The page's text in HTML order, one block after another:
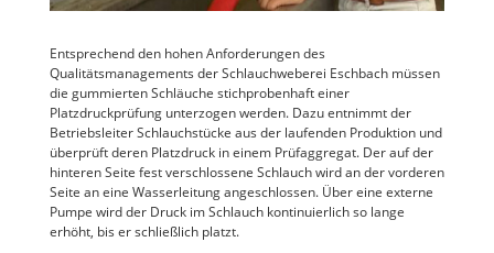
Entsprechend den hohen Anforderungen des
Qualitätsmanagements der Schlauchweberei Eschbach müssen
die gummierten Schläuche stichprobenhaft einer
Platzdruckprüfung unterzogen werden. Dazu entnimmt der
Betriebsleiter Schlauchstücke aus der laufenden Produktion und
überprüft deren Platzdruck in einem Prüfaggregat. Der auf der
hinteren Seite fest verschlossene Schlauch wird an der vorderen
Seite an eine Wasserleitung angeschlossen. Über eine externe
Pumpe wird der Druck im Schlauch kontinuierlich so lange
erhöht, bis er schließlich platzt.